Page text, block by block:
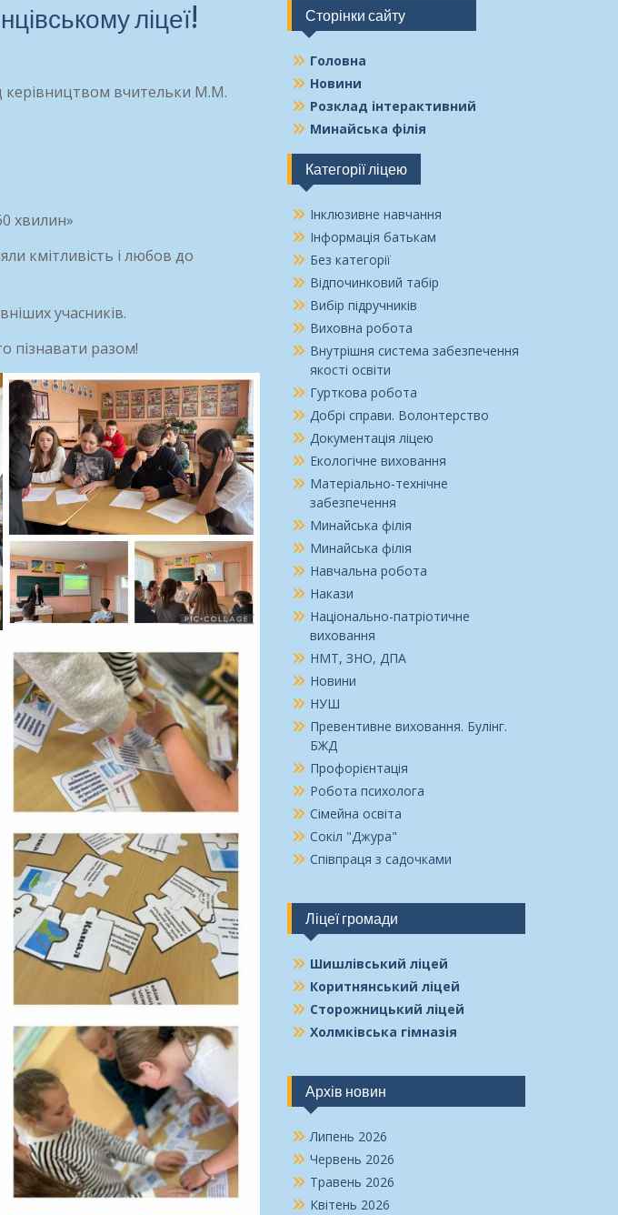
ліцеї!
керівництвом вчительки М.М.
хвилин»
кмітливість і любов до
учасників.
пізнавати разом!
Сторінки сайту
Головна
Новини
Розклад інтерактивний
Минайська філія
Категорії ліцею
Інклюзивне навчання
Інформація батькам
Без категорії
Відпочинковий табір
Вибір підручників
Виховна робота
Внутрішня система забезпечення
якості освіти
Гурткова робота
Добрі справи. Волонтерство
Документація ліцею
Екологічне виховання
Матеріально-технічне
забезпечення
Минайська філія
Минайська філія
Навчальна робота
Накази
Національно-патріотичне
виховання
НМТ, ЗНО, ДПА
Новини
НУШ
Превентивне виховання. Булінг.
БЖД
Профорієнтація
Робота психолога
Сімейна освіта
Сокіл "Джура"
Співпраця з садочками
Ліцеї громади
Шишлівський ліцей
Коритнянський ліцей
Сторожницький ліцей
Холмківська гімназія
Архів новин
Липень 2026
Червень 2026
Травень 2026
Квітень 2026